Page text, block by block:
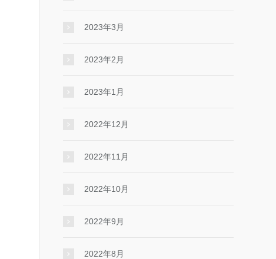
2023年3月
2023年2月
2023年1月
2022年12月
2022年11月
2022年10月
2022年9月
2022年8月